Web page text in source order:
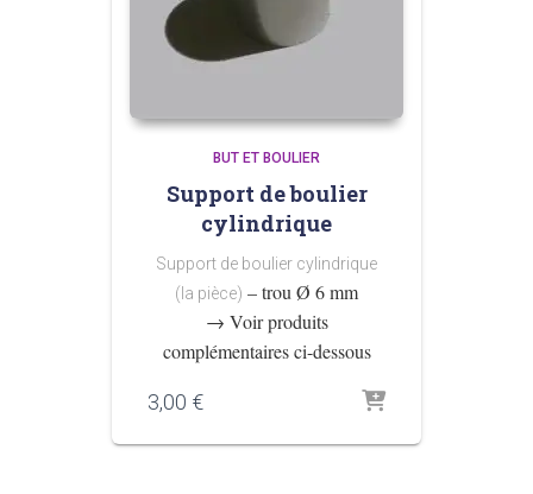
BUT ET BOULIER
Support de boulier
cylindrique
Support de boulier cylindrique
(la pièce) – trou Ø 6 mm
→ Voir produits
complémentaires ci-dessous
3,00 €